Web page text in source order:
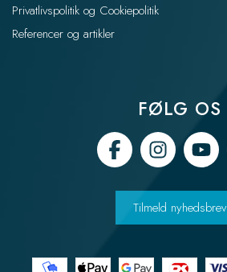
Privatlivspolitik og Cookiepolitik
Referencer og artikler
FØLG OS
Tilmeld nyhedsbrev